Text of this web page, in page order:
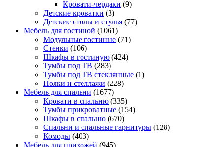
Кровати-чердаки (9)
Детские кроватки (3)
Детские столы и стулья (77)
Мебель для гостиной (1061)
Модульные гостиные (71)
Стенки (106)
Шкафы в гостиную (424)
Тумбы под ТВ (283)
Тумбы под ТВ стеклянные (1)
Полки и стеллажи (228)
Мебель для спальни (1677)
Кровати в спальню (335)
Тумбы прикроватные (154)
Шкафы в спальню (670)
Спальни и спальные гарнитуры (128)
Комоды (403)
Мебель для прихожей (945)